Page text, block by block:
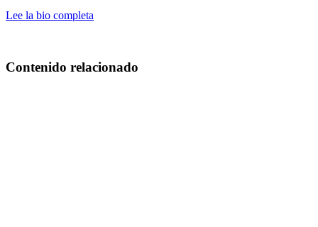
Lee la bio completa
Contenido relacionado